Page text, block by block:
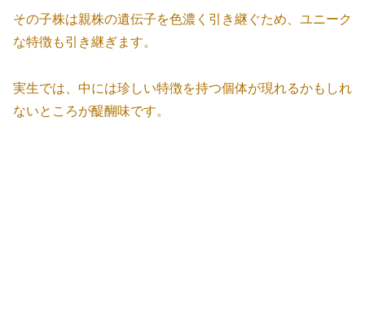
その子株は親株の遺伝子を色濃く引き継ぐため、ユニーク
な特徴も引き継ぎます。
実生では、中には珍しい特徴を持つ個体が現れるかもしれ
ないところが醍醐味です。